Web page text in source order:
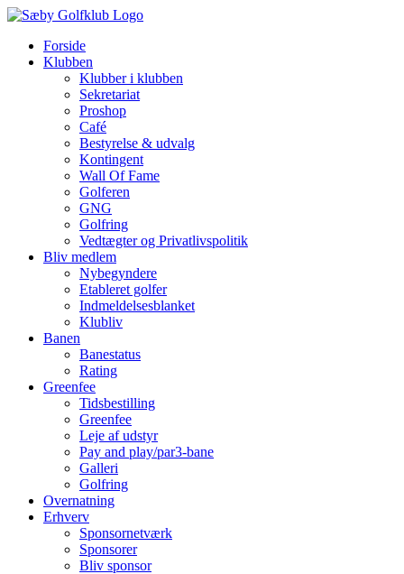
Skip
contentForside
Klubben
Klubber i klubben
Sekretariat
Proshop
Café
Bestyrelse & udvalg
Kontingent
Wall Of Fame
Golferen
GNG
Golfring
Vedtægter og Privatlivspolitik
Bliv medlem
Nybegyndere
Etableret golfer
Indmeldelsesblanket
Klubliv
Banen
Banestatus
Rating
Greenfee
Tidsbestilling
Greenfee
Leje af udstyr
Pay and play/par3-bane
Galleri
Golfring
Overnatning
Erhverv
Sponsornetværk
Sponsorer
Bliv sponsor